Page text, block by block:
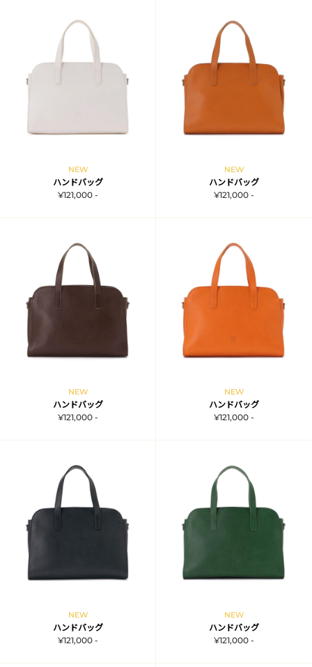
NEW
ハンドバッグ
¥121,000 -
NEW
ハンドバッグ
¥121,000 -
NEW
ハンドバッグ
¥121,000 -
NEW
ハンドバッグ
¥121,000 -
NEW
ハンドバッグ
¥121,000 -
NEW
ハンドバッグ
¥121,000 -